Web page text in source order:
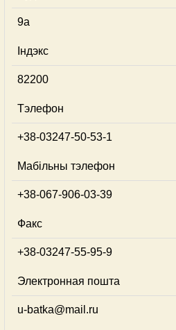
9а
Індэкс
82200
Тэлефон
+38-03247-50-53-1
Мабільны тэлефон
+38-067-906-03-39
Факс
+38-03247-55-95-9
Электронная пошта
u-batka@mail.ru